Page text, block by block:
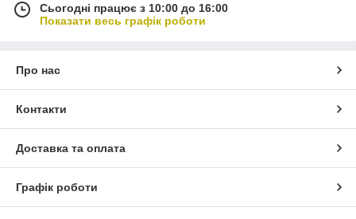
Сьогодні працює з 10:00 до 16:00
Показати весь графік роботи
Про нас
Контакти
Доставка та оплата
Графік роботи